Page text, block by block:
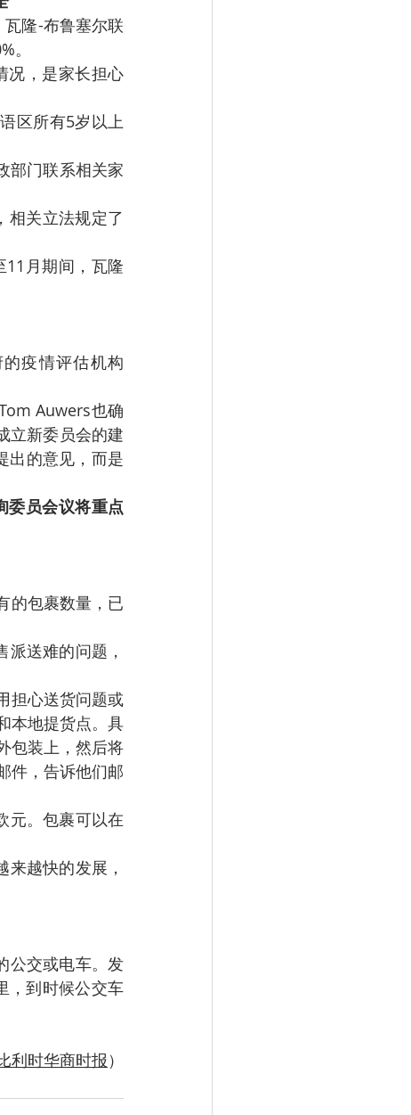
隆-布鲁塞尔联
。
况，是家长担心
区所有5岁以上
部门联系相关家
相关立法规定了
11月期间，瓦隆
疫情评估机构
Auwers也确
立新委员会的建
出的意见，而是
委员会议将重点
的包裹数量，已
送难的问题，
担心送货问题或
本地提货点。具
包装上，然后将
件，告诉他们邮
元。包裹可以在
越快的发展，
公交或电车。发
，到时候公交车
利时华商时报）